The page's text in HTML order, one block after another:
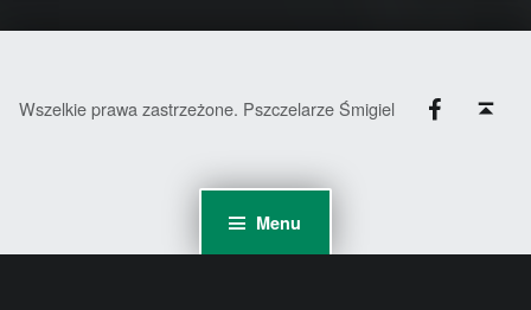
Menu
Wszelkie prawa zastrzeżone. Pszczelarze Śmigiel